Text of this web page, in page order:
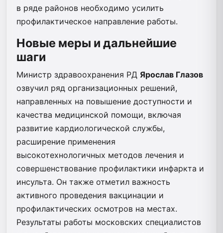
в ряде районов необходимо усилить
профилактическое направление работы.
Новые меры и дальнейшие
шаги
Министр здравоохранения РД Ярослав Глазов
озвучил ряд организационных решений,
направленных на повышение доступности и
качества медицинской помощи, включая
развитие кардиологической службы,
расширение применения
высокотехнологичных методов лечения и
совершенствование профилактики инфаркта и
инсульта. Он также отметил важность
активного проведения вакцинации и
профилактических осмотров на местах.
Результаты работы московских специалистов